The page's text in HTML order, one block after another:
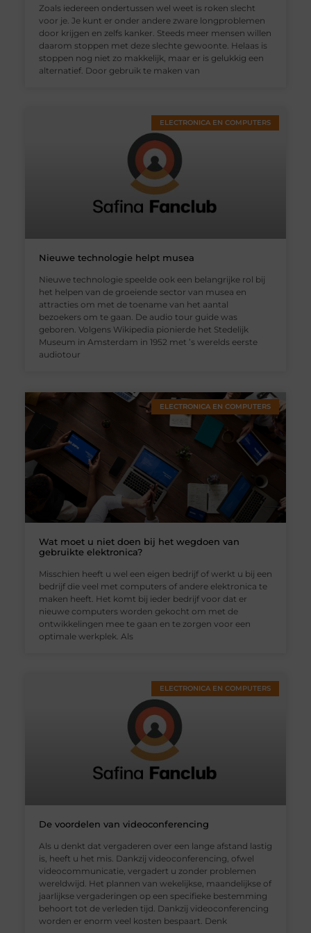
Zoals iedereen ondertussen wel weet is roken slecht
voor je. Je kunt er onder andere zware longproblemen
door krijgen en zelfs kanker. Steeds meer mensen willen
daarom stoppen met deze slechte gewoonte. Helaas is
stoppen nog niet zo makkelijk, maar er is gelukkig een
alternatief. Door gebruik te maken van
ELECTRONICA EN COMPUTERS
Nieuwe technologie helpt musea
Nieuwe technologie speelde ook een belangrijke rol bij
het helpen van de groeiende sector van musea en
attracties om met de toename van het aantal
bezoekers om te gaan. De audio tour guide was
geboren. Volgens Wikipedia pionierde het Stedelijk
Museum in Amsterdam in 1952 met ’s werelds eerste
audiotour
ELECTRONICA EN COMPUTERS
Wat moet u niet doen bij het wegdoen van
gebruikte elektronica?
Misschien heeft u wel een eigen bedrijf of werkt u bij een
bedrijf die veel met computers of andere elektronica te
maken heeft. Het komt bij ieder bedrijf voor dat er
nieuwe computers worden gekocht om met de
ontwikkelingen mee te gaan en te zorgen voor een
optimale werkplek. Als
ELECTRONICA EN COMPUTERS
De voordelen van videoconferencing
Als u denkt dat vergaderen over een lange afstand lastig
is, heeft u het mis. Dankzij videoconferencing, ofwel
videocommunicatie, vergadert u zonder problemen
wereldwijd. Het plannen van wekelijkse, maandelijkse of
jaarlijkse vergaderingen op een specifieke bestemming
behoort tot de verleden tijd. Dankzij videoconferencing
worden er enorm veel kosten bespaart. Denk